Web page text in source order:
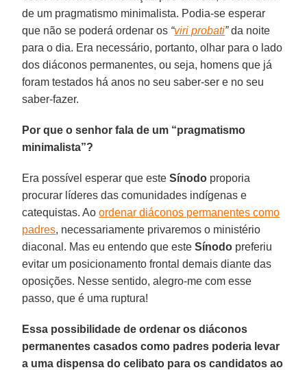
de um pragmatismo minimalista. Podia-se esperar
que não se poderá ordenar os “viri probati”da noite
para o dia. Era necessário, portanto, olhar para o lado
dos diáconos permanentes, ou seja, homens que já
foram testados há anos no seu saber-ser e no seu
saber-fazer.
Por que o senhor fala de um “pragmatismo
minimalista”?
Era possível esperar que esteSínodo proporia
procurar líderes das comunidades indígenas e
catequistas. Aoordenar diáconos permanentes como
padres, necessariamente privaremos o ministério
diaconal. Mas eu entendo que esteSínodo preferiu
evitar um posicionamento frontal demais diante das
oposições. Nesse sentido, alegro-me com esse
passo, que é uma ruptura!
Essa possibilidade de ordenar os diáconos
permanentes casados como padres poderia levar
a uma dispensa do celibato para os candidatos ao